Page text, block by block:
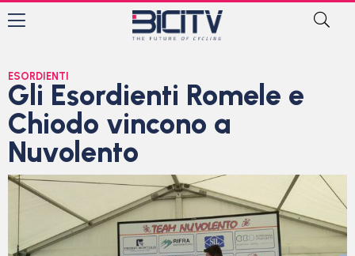
ESORDIENTI
Gli Esordienti Romele e
Chiodo vincono a
Nuvolento